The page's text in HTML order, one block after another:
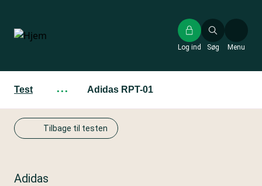
hovedindhold
Søg
Log ind Menu
Test ··· Adidas RPT-01
Tilbage til testen
Adidas